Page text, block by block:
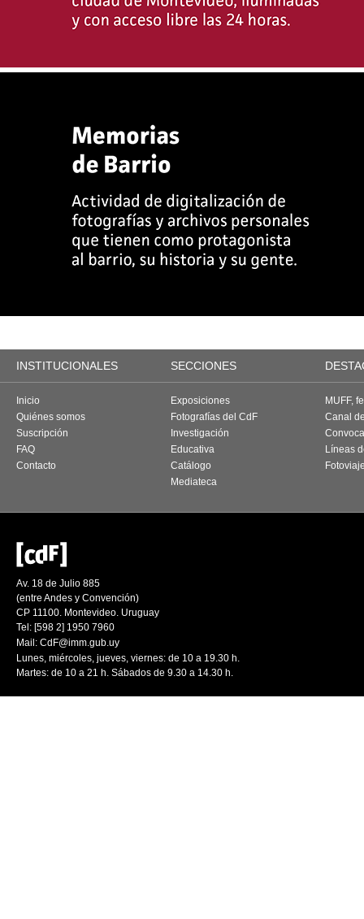
INSTITUCIONALES SECCIONES
Inicio
Quiénes somos
Suscripción
FAQ
Contacto
Exposiciones
Fotografías del CdF
Investigación
Educativa
Catálogo
Mediateca
MUFF,
Canal
Líneas
Av. 18 de Julio 885
(entre Andes y Convención)
CP 11100. Montevideo. Uruguay
Tel: [598 2] 1950 7960
Mail: CdF@imm.gub.uy
Lunes, miércoles, jueves, viernes: de 10 a 19.30 h.
Martes: de 10 a 21 h. Sábados de 9.30 a 14.30 h.